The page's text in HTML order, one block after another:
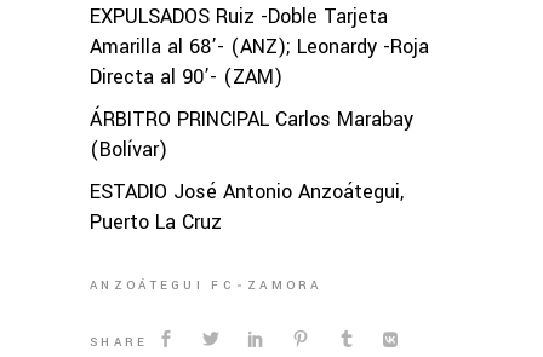
EXPULSADOS Ruiz -Doble Tarjeta
Amarilla al 68’- (ANZ); Leonardy -Roja
Directa al 90’- (ZAM)
ÁRBITRO PRINCIPAL Carlos Marabay
(Bolívar)
ESTADIO José Antonio Anzoátegui,
Puerto La Cruz
ANZOÁTEGUI FC ZAMORA
SHARE